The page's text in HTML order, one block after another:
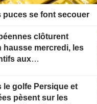
puces se font secouer
clôturent
hausse mercredi, les
aux
le golfe Persique et
pèsent sur les